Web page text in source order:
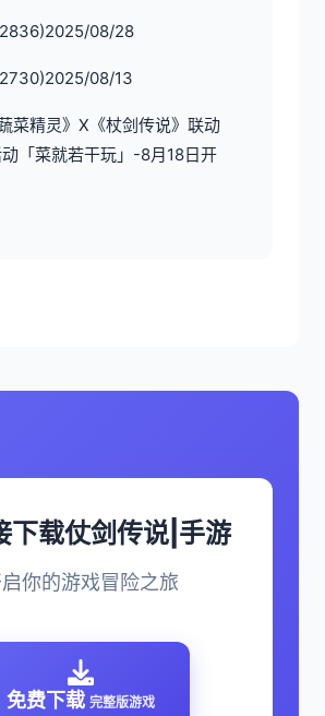
08/28
08/13
菜精灵》X《杖剑传说》联动
「菜就若干玩」-8月18日开
下载仗剑传说|手游
你的游戏冒险之旅
免费下载 完整版游戏